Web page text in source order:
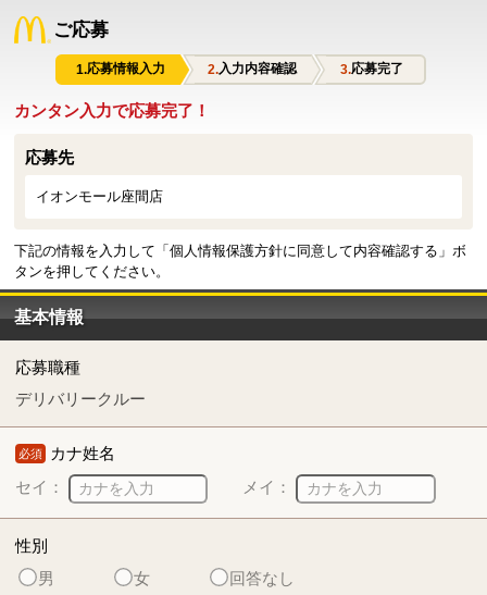
ご応募
応募情報入力 入力内容確認 応募完了
カンタン入力で応募完了！
応募先
イオンモール座間店
下記の情報を入力して「個人情報保護方針に同意して内容確認する」ボ
タンを押してください。
基本情報
応募職種
デリバリークルー
必須 カナ姓名
セイ：
メイ：
性別
男
女 回答なし